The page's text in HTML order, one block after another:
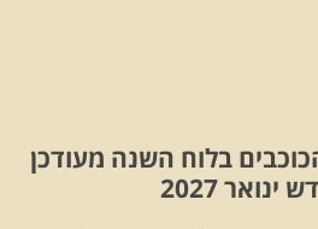
בלוח השנה מעודכן
2027